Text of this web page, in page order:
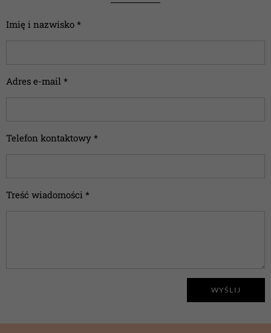
Imię i nazwisko *
Adres e-mail *
Telefon kontaktowy *
Treść wiadomości *
WYŚLIJ